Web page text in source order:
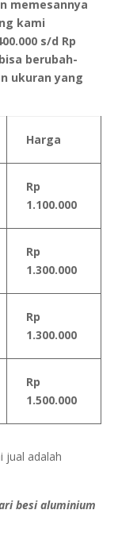
memesannya
kami
s/d Rp
berubah-
ukuran yang
Harga
Rp
1.100.000
Rp
1.300.000
Rp
1.300.000
Rp
1.500.000
jual adalah
besi aluminium